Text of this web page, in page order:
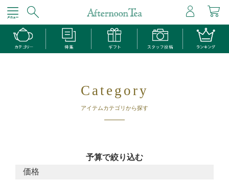
Category
アイテムカテゴリから探す
予算で絞り込む
価格